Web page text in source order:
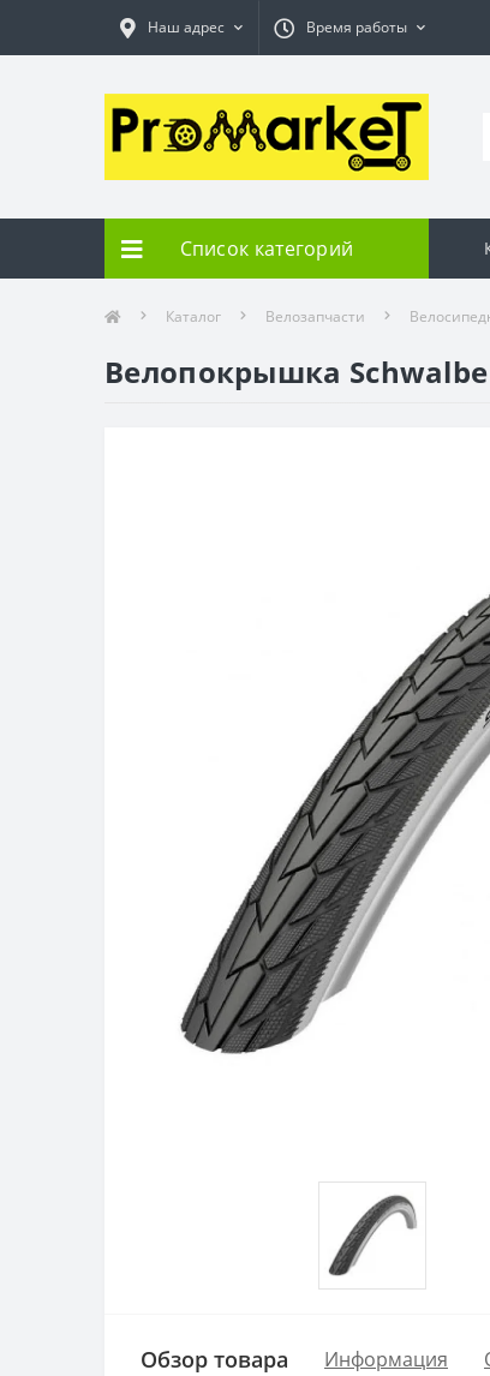
Наш адрес Время работы
Список категорий
Каталог Велозапчасти
Велопокрышка Schwalbe
Обзор товара Информация